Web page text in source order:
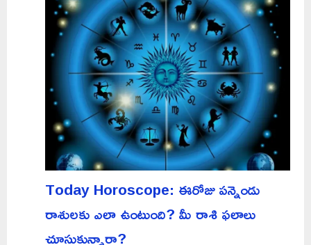
Today Horoscope: ఈరోజు పన్నెండు
రాశులకు ఎలా ఉంటుంది? మీ రాశి ఫలాలు
చూసుకున్నారా?